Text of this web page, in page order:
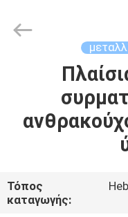
ΠΡΟΪΌΝΤΑ
ΕΜΕΊΣ
MFG
Τόπος
καταγωγής: